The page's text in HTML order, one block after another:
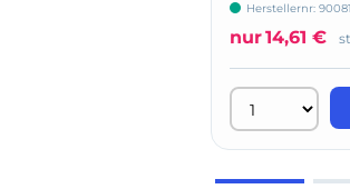
Herstellernr:
nur14,61 €